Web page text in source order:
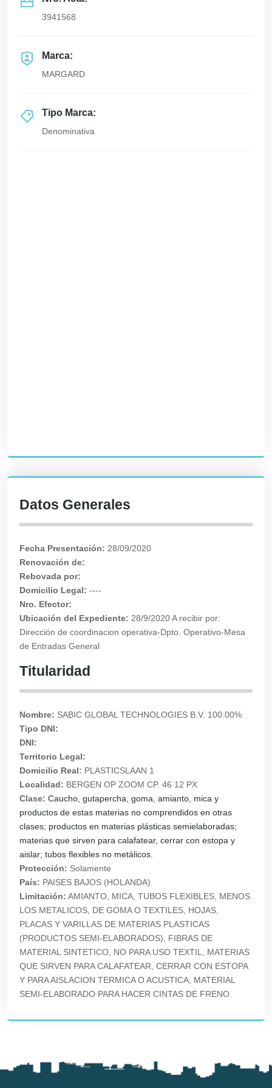
3941568
Marca:
MARGARD
Tipo Marca:
Denominativa
Datos Generales
Fecha Presentación: 28/09/2020
Renovación de:
Rebovada por:
Domicilio Legal: ----
Nro. Efector:
Ubicación del Expediente: 28/9/2020 A recibir por:
Dirección de coordinacion operativa-Dpto. Operativo-Mesa
de Entradas General
Titularidad
Nombre: SABIC GLOBAL TECHNOLOGIES B.V. 100.00%
Tipo DNI:
DNI:
Territorio Legal:
Domicilio Real: PLASTICSLAAN 1
Localidad: BERGEN OP ZOOM CP. 46 12 PX
Clase: Caucho, gutapercha, goma, amianto, mica y
productos de estas materias no comprendidos en otras
clases; productos en materias plásticas semielaboradas;
materias que sirven para calafatear, cerrar con estopa y
aislar; tubos flexibles no metálicos.
Protección: Solamente
País: PAISES BAJOS (HOLANDA)
Limitación: AMIANTO, MICA, TUBOS FLEXIBLES, MENOS
LOS METALICOS, DE GOMA O TEXTILES, HOJAS,
PLACAS Y VARILLAS DE MATERIAS PLASTICAS
(PRODUCTOS SEMI-ELABORADOS), FIBRAS DE
MATERIAL SINTETICO, NO PARA USO TEXTIL, MATERIAS
QUE SIRVEN PARA CALAFATEAR, CERRAR CON ESTOPA
Y PARA AISLACION TERMICA O ACUSTICA, MATERIAL
SEMI-ELABORADO PARA HACER CINTAS DE FRENO.